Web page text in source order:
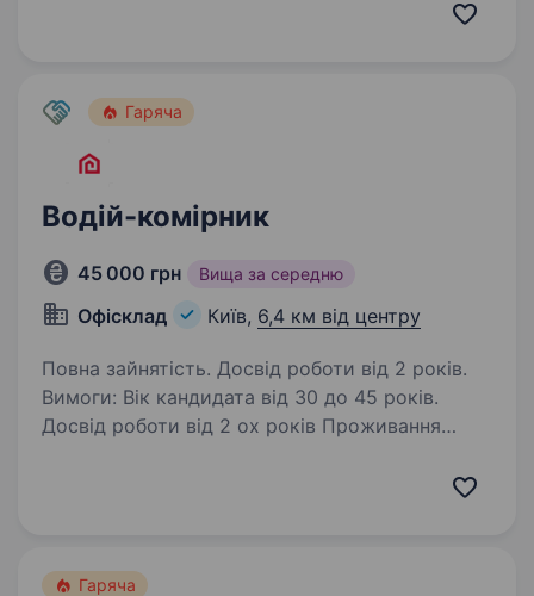
Гаряча
Водій-комірник
45 000 грн Вища за середню
Офісклад Київ, 6,4 км від центру
Повна зайнятість. Досвід роботи від 2 років.
Вимоги: Вік кандидата від 30 до 45 років.
Досвід роботи від 2 ох років Проживання
Гаряча